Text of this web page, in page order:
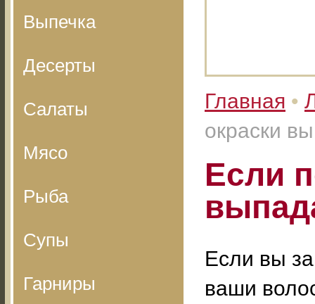
Выпечка
Десерты
Салаты
Мясо
Рыба
Супы
Гарниры
Главная •
окраски
Если
Если вы
ваши